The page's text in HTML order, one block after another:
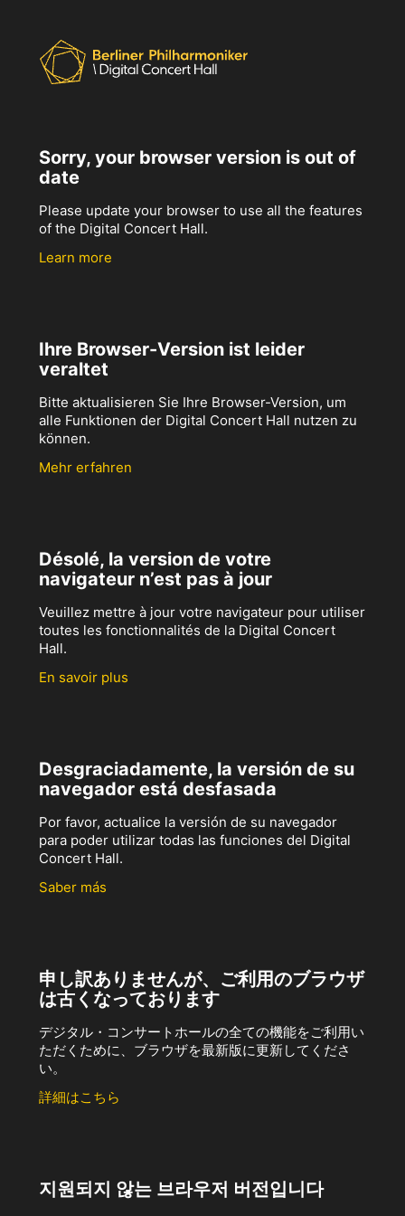
Sorry, your browser version is out of
date
Please update your browser to use all the features
of the Digital Concert Hall.
Learn more
Ihre Browser-Version ist leider
veraltet
Bitte aktualisieren Sie Ihre Browser-Version, um
alle Funktionen der Digital Concert Hall nutzen zu
können.
Mehr erfahren
Désolé, la version de votre
navigateur n’est pas à jour
Veuillez mettre à jour votre navigateur pour utiliser
toutes les fonctionnalités de la Digital Concert
Hall.
En savoir plus
Desgraciadamente, la versión de su
navegador está desfasada
Por favor, actualice la versión de su navegador
para poder utilizar todas las funciones del Digital
Concert Hall.
Saber más
申し訳ありませんが、ご利用のブラウザ
は古くなっております
デジタル・コンサートホールの全ての機能をご利用い
ただくために、ブラウザを最新版に更新してくださ
い。
詳細はこちら
지원되지 않는 브라우저 버전입니다